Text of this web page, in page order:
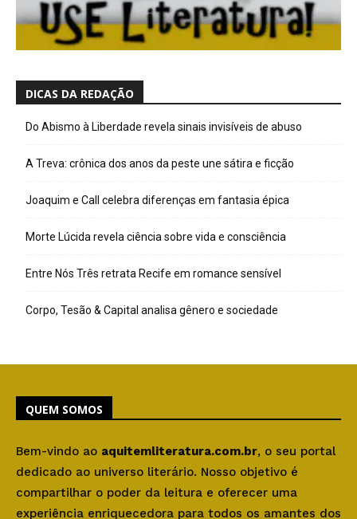
DICAS DA REDAÇÃO
Do Abismo à Liberdade revela sinais invisíveis de abuso
A Treva: crônica dos anos da peste une sátira e ficção
Joaquim e Call celebra diferenças em fantasia épica
Morte Lúcida revela ciência sobre vida e consciência
Entre Nós Três retrata Recife em romance sensível
Corpo, Tesão & Capital analisa gênero e sociedade
QUEM SOMOS
Bem-vindo ao aquitemliteratura.com.br, o seu portal
dedicado ao universo literário. Nosso objetivo é
compartilhar o poder da leitura e oferecer uma
experiência enriquecedora para todos os amantes dos